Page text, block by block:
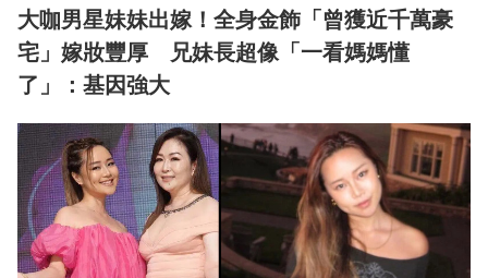
大咖男星妹妹出嫁！全身金飾「曾獲近千萬豪
宅」嫁妝豐厚 兄妹長超像「一看媽媽懂
了」：基因強大